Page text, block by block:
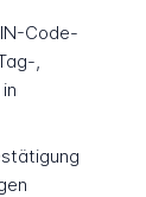
Code-
,